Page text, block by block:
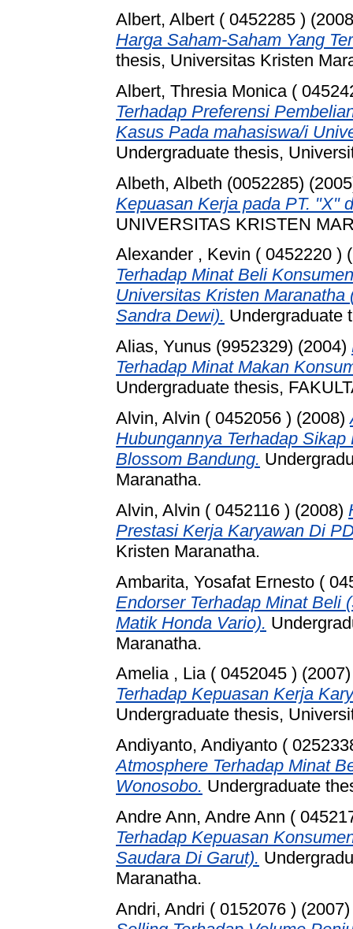
Albert, Albert ( 0452285 )
Harga Saham-Saham Yang
thesis, Universitas Kristen
Albert, Thresia Monica (
Terhadap Preferensi
Kasus Pada mahasiswa/i
Undergraduate thesis,
Albeth, Albeth (0052285)
Kepuasan Kerja pada PT. "X"
UNIVERSITAS KRISTEN
Alexander , Kevin ( 0452220 )
Terhadap Minat Beli
Universitas Kristen
Sandra Dewi). Undergraduate
Alias, Yunus (9952329) (2004)
Terhadap Minat Makan
Undergraduate thesis,
Alvin, Alvin ( 0452056 ) (2008)
Hubungannya Terhadap
Blossom Bandung.
Maranatha.
Alvin, Alvin ( 0452116 ) (2008)
Prestasi Kerja Karyawan Di
Kristen Maranatha.
Ambarita, Yosafat Ernesto (
Endorser Terhadap Minat Beli
Matik Honda Vario).
Maranatha.
Amelia , Lia ( 0452045 )
Terhadap Kepuasan Kerja
Undergraduate thesis,
Andiyanto, Andiyanto (
Atmosphere Terhadap Minat
Wonosobo. Undergraduate
Andre Ann, Andre Ann (
Terhadap Kepuasan
Saudara Di Garut).
Maranatha.
Andri, Andri ( 0152076 )